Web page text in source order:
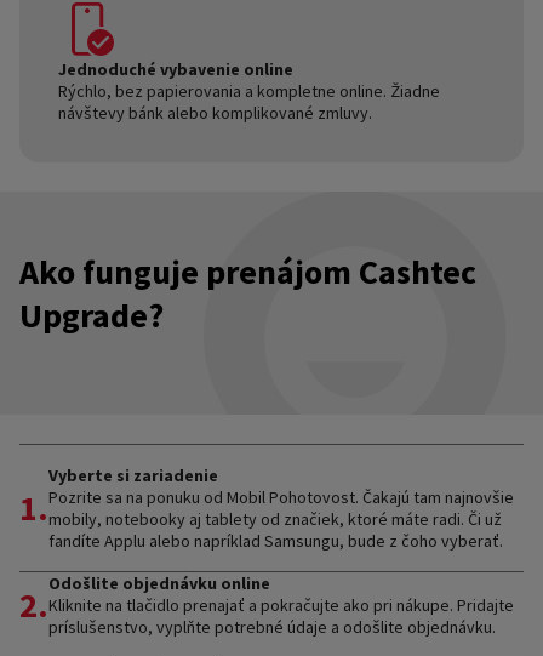
Jednoduché vybavenie online
Rýchlo, bez papierovania a kompletne online. Žiadne
návštevy bánk alebo komplikované zmluvy.
Ako funguje prenájom Cashtec
Upgrade?
1.
Vyberte si zariadenie
Pozrite sa na ponuku od Mobil Pohotovost. Čakajú tam najnovšie
mobily, notebooky aj tablety od značiek, ktoré máte radi. Či už
fandíte Applu alebo napríklad Samsungu, bude z čoho vyberať.
2.Odošlite objednávku online
Kliknite na tlačidlo prenajať a pokračujte ako pri nákupe. Pridajte
príslušenstvo, vyplňte potrebné údaje a odošlite objednávku.